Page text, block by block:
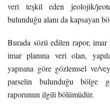
veri teşkil eden jeolojik/
bulunduğu alanı da kapsayan
Burada sözü edilen rapor, imar
imar planına veri olan,
yapısına göre gözlemsel ve/
parselin bulunduğu bölge
raporunun ilgili bölümüdür.